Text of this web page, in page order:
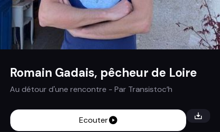
Romain Gadais, pêcheur de Loire
Au détour d'une rencontre - Par Transistoc’h
Ecouter